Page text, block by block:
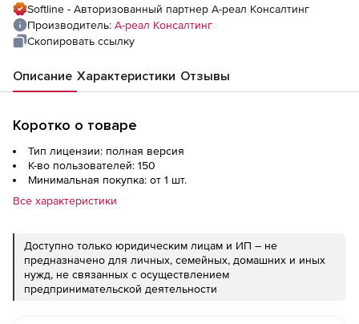
Softline - Авторизованный партнер А-реал Консалтинг
Производитель: А-реал Консалтинг
Скопировать ссылку
Описание Характеристики Отзывы
Коротко о товаре
Тип лицензии: полная версия
К-во пользователей: 150
Минимальная покупка: от 1 шт.
Все характеристики
Доступно только юридическим лицам и ИП – не
предназначено для личных, семейных, домашних и иных
нужд, не связанных с осуществлением
предпринимательской деятельности